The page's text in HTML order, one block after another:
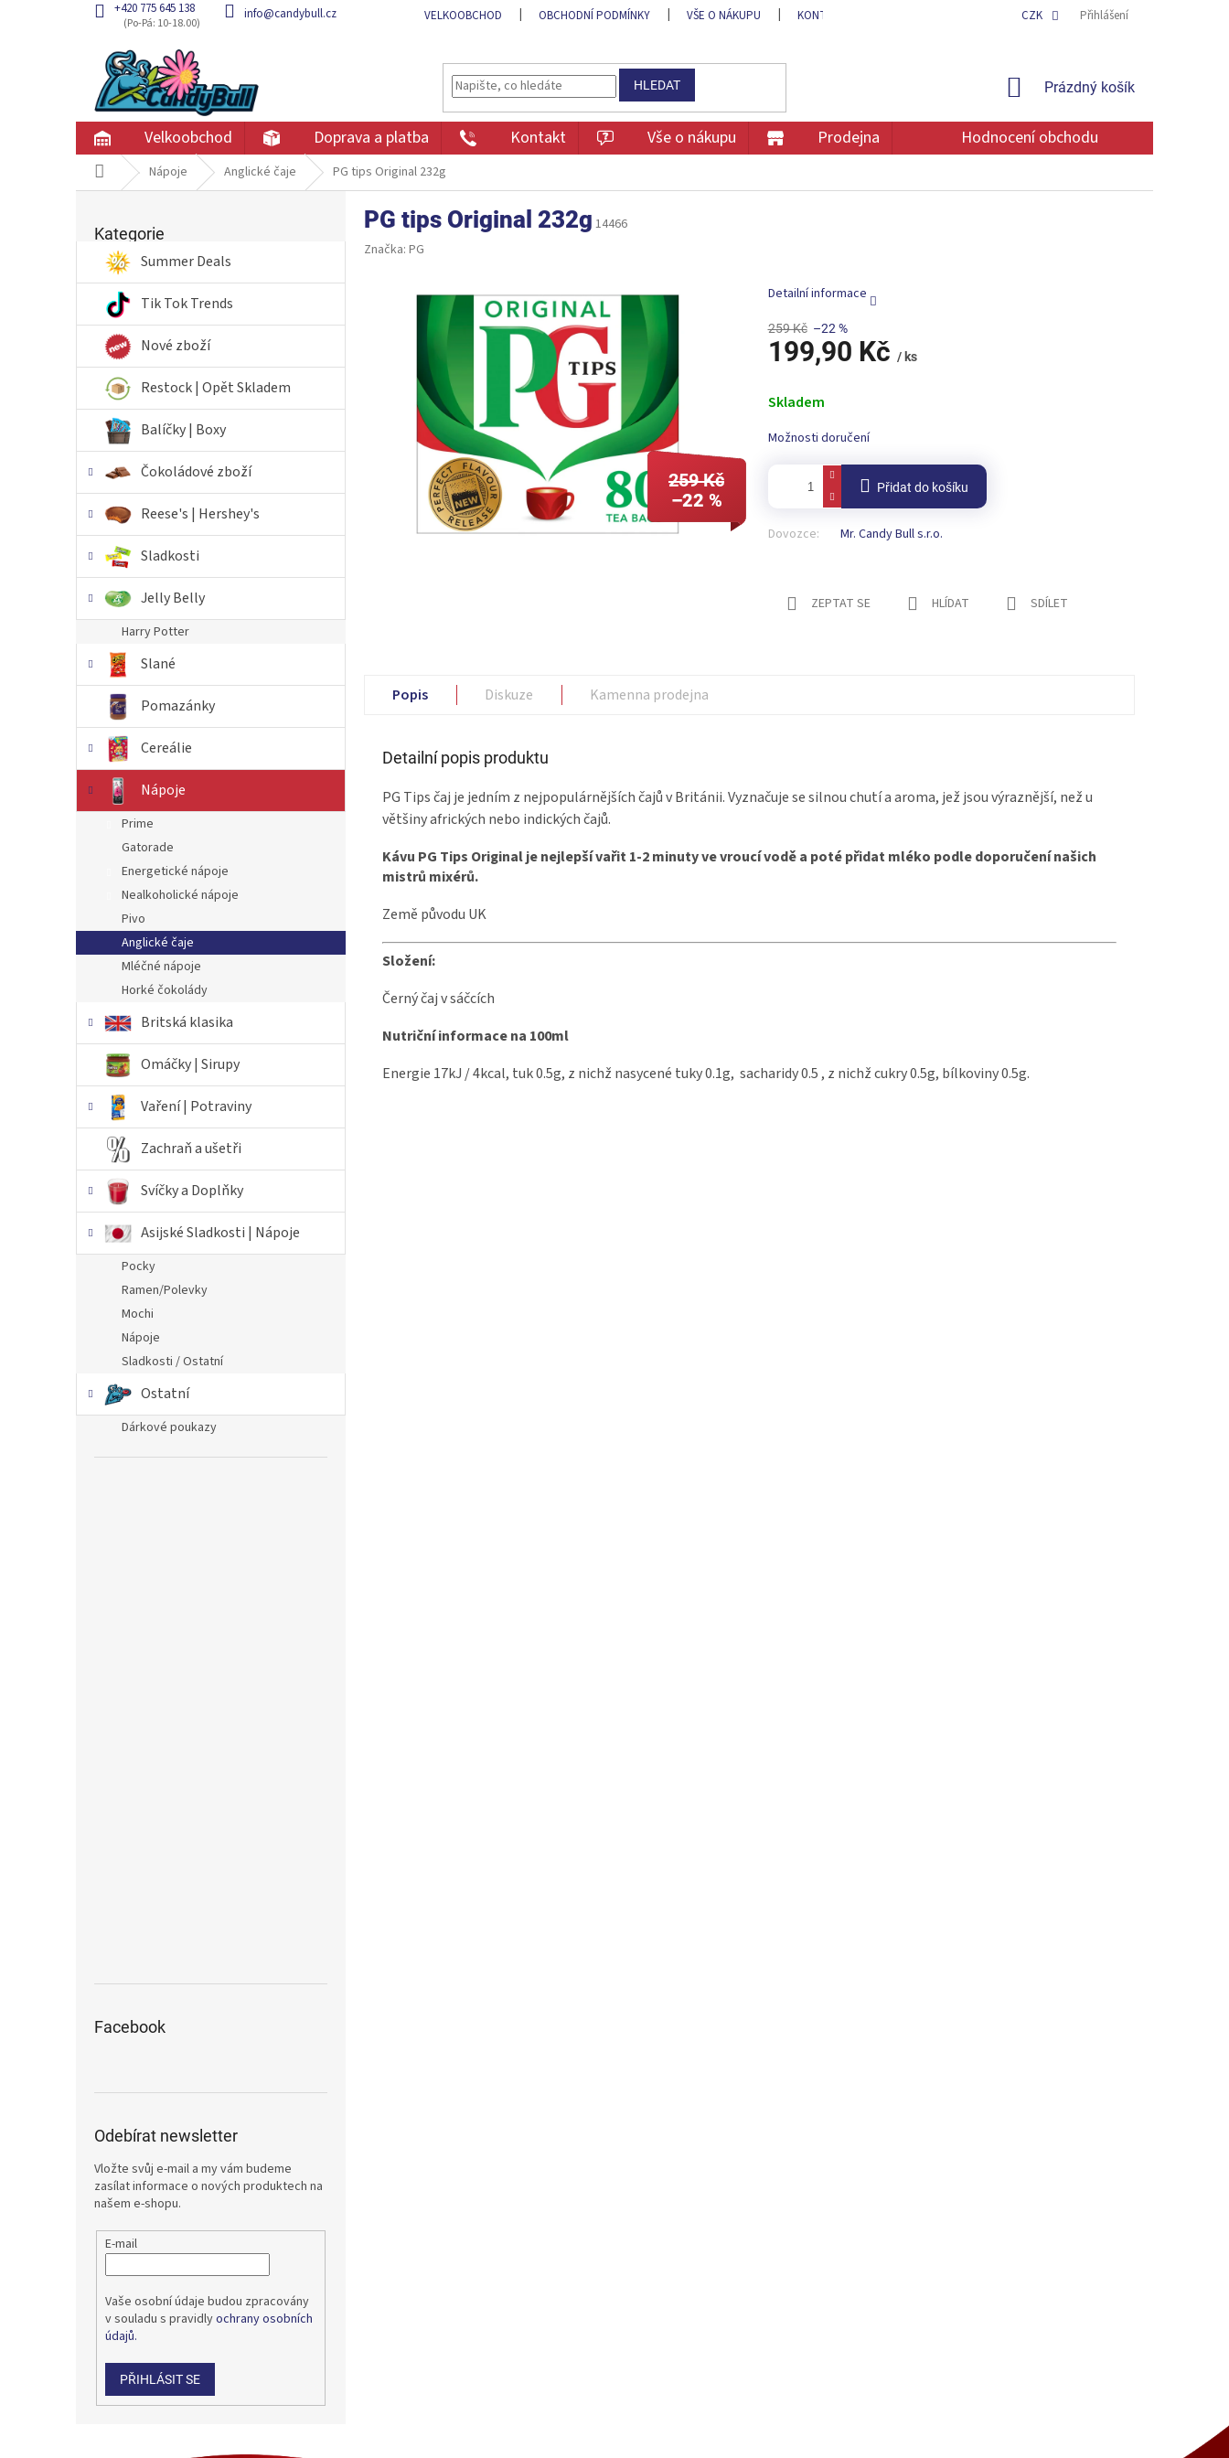
+420 775 645 138 info@candybull.cz VELKOOBCHOD OBCHODNÍ PODMÍNKY VŠE O NÁKUPU KONTAKT OCHRANA OSOBNÍCH ÚDAJŮCZK Přihlášení
HLEDAT
NÁKUPNÍ
Prázdný košík
Velkoobchod Doprava a platba Kontakt Vše o nákupu Prodejna Hodnocení obchodu
Domů Nápoje Anglické čaje PG tips Original 232g
r
n
í
kategorie
Kategorie
Summer Deals
Tik Tok Trends
Nové zboží
Restock | Opět Skladem
Balíčky | Boxy
Čokoládové zboží
Reese's | Hershey's
Sladkosti
Jelly Belly
Harry Potter
Slané
Pomazánky
Cereálie
Nápoje
Prime
Gatorade
Energetické nápoje
Nealkoholické nápoje
Pivo
Anglické čaje
Mléčné nápoje
Horké čokolády
Britská klasika
Omáčky | Sirupy
Vaření | Potraviny
Zachraň a ušetři
Svíčky a Doplňky
Asijské Sladkosti | Nápoje
Pocky
Ramen/Polevky
Mochi
Nápoje
Sladkosti / Ostatní
Ostatní
Dárkové poukazy
Facebook
Odebírat newsletter
Vložte svůj e-mail a my vám budeme
zasílat informace o nových produktech na
našem e-shopu.
E-mail
Vaše osobní údaje budou zpracovány
v souladu s pravidlyochrany osobních
údajů.
PŘIHLÁSIT SE
PG tips Original 232g 14466
Značka: PG
259 Kč
–22 %
259 Kč –22 %
199,90 Kč / ks
cena:
Skladem
Možnosti doručení
Přidat do košíku
Dovozce: Mr. Candy Bull s.r.o.
Detailní informace
ZEPTAT SE HLÍDAT SDÍLET
Popis Diskuze Kamenna prodejna
Detailní popis produktu
PG Tips čaj je jedním z nejpopulárnějších čajů v Británii. Vyznačuje se silnou chutí a aroma, jež jsou výraznější, než u
většiny afrických nebo indických čajů.
Kávu PG Tips Original je nejlepší vařit 1-2 minuty ve vroucí vodě a poté přidat mléko podle doporučení našich
mistrů mixérů.
Země původu UK
Složení:
Černý čaj v sáčcích
Nutriční informace na 100ml
Energie 17kJ / 4kcal, tuk 0.5g, z nichž nasycené tuky 0.1g, sacharidy 0.5 , z nichž cukry 0.5g, bílkoviny 0.5g.